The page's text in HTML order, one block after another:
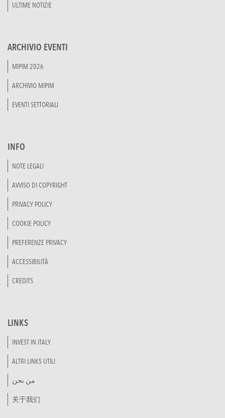
ULTIME NOTIZIE
ARCHIVIO EVENTI
MIPIM 2026
ARCHIVIO MIPIM
EVENTI SETTORIALI
INFO
NOTE LEGALI
AVVISO DI COPYRIGHT
PRIVACY POLICY
COOKIE POLICY
PREFERENZE PRIVACY
ACCESSIBILITÀ
CREDITS
LINKS
INVEST IN ITALY
ALTRI LINKS UTILI
من نحن
关于我们